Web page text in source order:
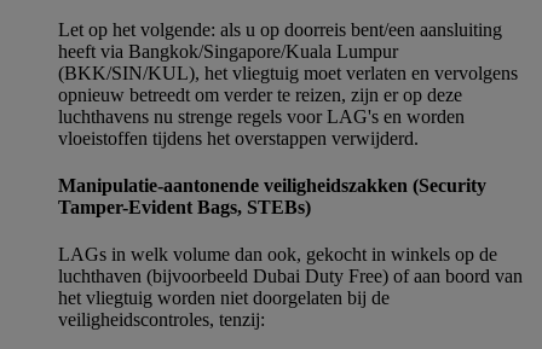
Let op het volgende: als u op doorreis bent/een aansluiting
heeft via Bangkok/Singapore/Kuala Lumpur
(BKK/SIN/KUL), het vliegtuig moet verlaten en vervolgens
opnieuw betreedt om verder te reizen, zijn er op deze
luchthavens nu strenge regels voor LAG's en worden
vloeistoffen tijdens het overstappen verwijderd.
Manipulatie-aantonende veiligheidszakken (Security
Tamper-Evident Bags, STEBs)
LAGs in welk volume dan ook, gekocht in winkels op de
luchthaven (bijvoorbeeld Dubai Duty Free) of aan boord van
het vliegtuig worden niet doorgelaten bij de
veiligheidscontroles, tenzij: